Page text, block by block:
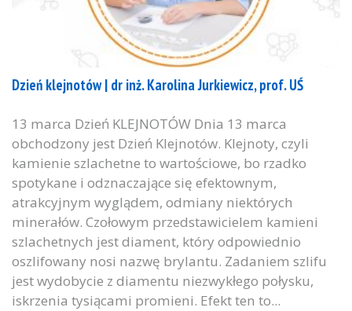
Dzień klejnotów | dr inż. Karolina Jurkiewicz, prof. UŚ
13 marca Dzień KLEJNOTÓW Dnia 13 marca
obchodzony jest Dzień Klejnotów. Klejnoty, czyli
kamienie szlachetne to wartościowe, bo rzadko
spotykane i odznaczające się efektownym,
atrakcyjnym wyglądem, odmiany niektórych
minerałów. Czołowym przedstawicielem kamieni
szlachetnych jest diament, który odpowiednio
oszlifowany nosi nazwę brylantu. Zadaniem szlifu
jest wydobycie z diamentu niezwykłego połysku,
iskrzenia tysiącami promieni. Efekt ten to...